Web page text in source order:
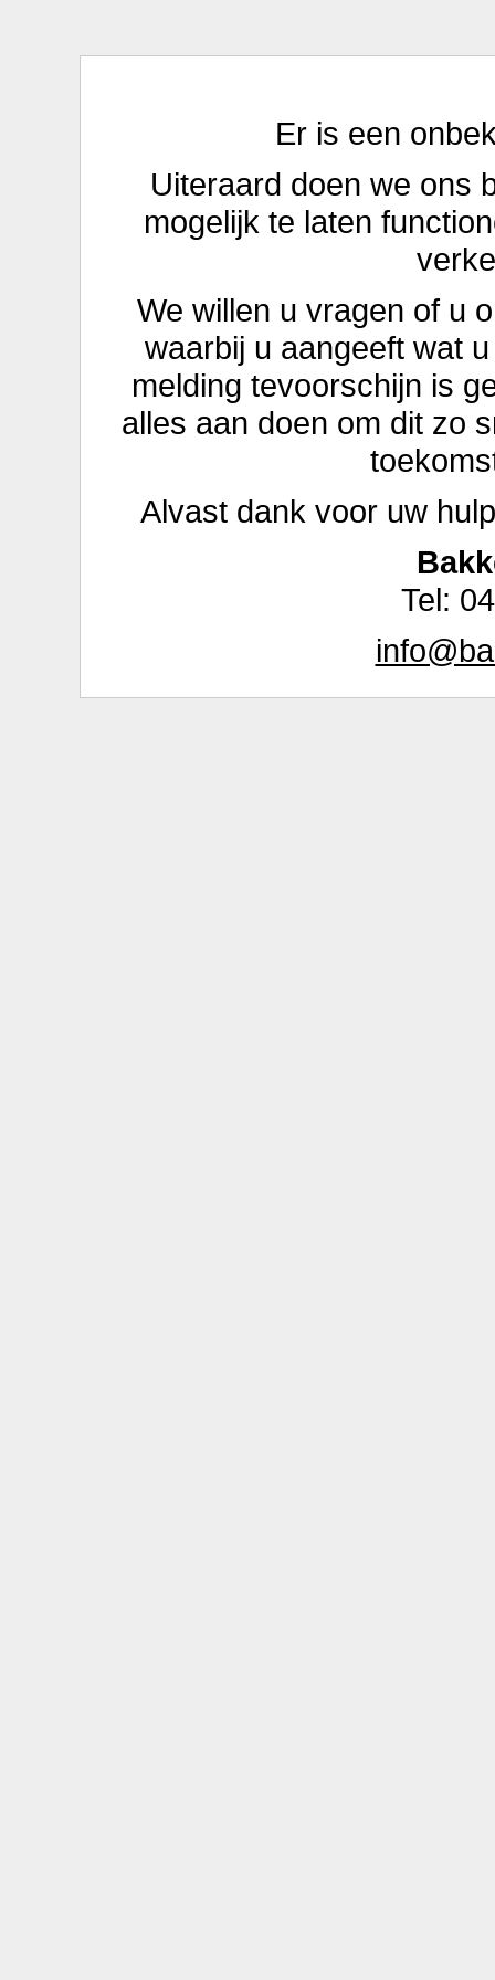
Er is een
Uiteraard doen we ons
mogelijk te laten
We willen u vragen of u
waarbij u aangeeft wat
melding tevoorschijn is
alles aan doen om dit zo
Alvast dank voor uw
Tel: